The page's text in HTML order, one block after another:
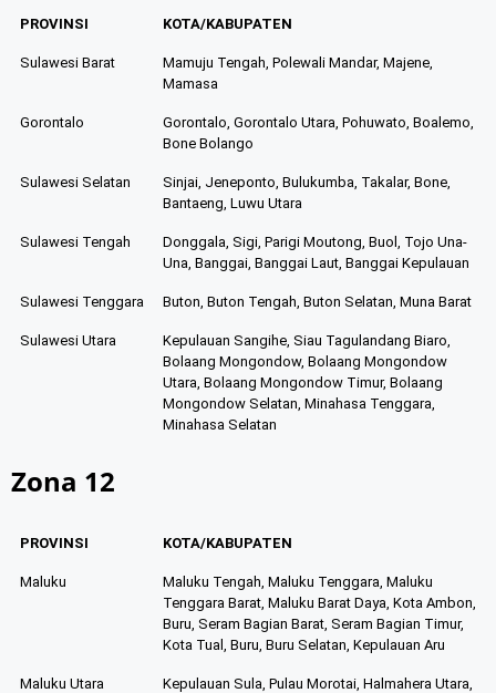
PROVINSI KOTA/KABUPATEN
Sulawesi Barat
Mamuju Tengah, Polewali Mandar, Majene,
Mamasa
Gorontalo
Gorontalo, Gorontalo Utara, Pohuwato, Boalemo,
Bone Bolango
Sulawesi Selatan
Sinjai, Jeneponto, Bulukumba, Takalar, Bone,
Bantaeng, Luwu Utara
Sulawesi Tengah
Donggala, Sigi, Parigi Moutong, Buol, Tojo Una-
Una, Banggai, Banggai Laut, Banggai Kepulauan
Sulawesi Tenggara Buton, Buton Tengah, Buton Selatan, Muna Barat
Sulawesi Utara
Kepulauan Sangihe, Siau Tagulandang Biaro,
Bolaang Mongondow, Bolaang Mongondow
Utara, Bolaang Mongondow Timur, Bolaang
Mongondow Selatan, Minahasa Tenggara,
Minahasa Selatan
Zona 12
PROVINSI KOTA/KABUPATEN
Maluku
Maluku Tengah, Maluku Tenggara, Maluku
Tenggara Barat, Maluku Barat Daya, Kota Ambon,
Buru, Seram Bagian Barat, Seram Bagian Timur,
Kota Tual, Buru, Buru Selatan, Kepulauan Aru
Maluku Utara
Kepulauan Sula, Pulau Morotai, Halmahera Utara,